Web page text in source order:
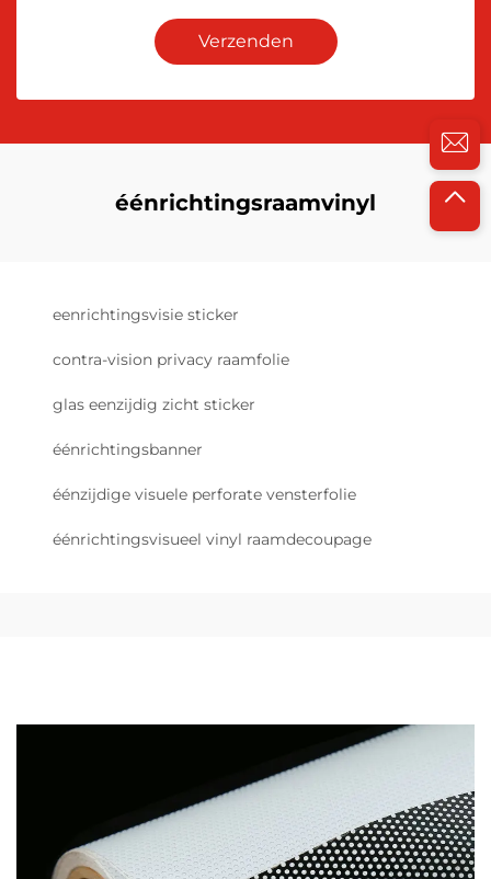
Verzenden
éénrichtingsraamvinyl
eenrichtingsvisie sticker
contra-vision privacy raamfolie
glas eenzijdig zicht sticker
éénrichtingsbanner
éénzijdige visuele perforate vensterfolie
éénrichtingsvisueel vinyl raamdecoupage